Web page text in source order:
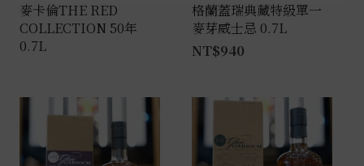
麥卡倫THE RED
COLLECTION 50年
0.7L
格蘭蓋瑞典藏特級單一
麥芽威士忌 0.7L
NT$940